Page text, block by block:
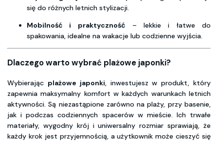
się do różnych letnich stylizacji.
Mobilność i praktyczność – lekkie i łatwe do
spakowania, idealne na wakacje lub codzienne wyjścia.
Dlaczego warto wybrać plażowe japonki?
Wybierając plażowe japonki, inwestujesz w produkt, który
zapewnia maksymalny komfort w każdych warunkach letnich
aktywności. Są niezastąpione zarówno na plaży, przy basenie,
jak i podczas codziennych spacerów w mieście. Ich trwałe
materiały, wygodny krój i uniwersalny rozmiar sprawiają, że
każdy krok jest przyjemnością, a użytkownik może cieszyć się